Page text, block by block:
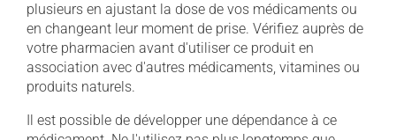
plusieurs en ajustant la dose de vos médicaments ou
en changeant leur moment de prise. Vérifiez auprès de
votre pharmacien avant d'utiliser ce produit en
association avec d'autres médicaments, vitamines ou
produits naturels.
Il est possible de développer une dépendance à ce